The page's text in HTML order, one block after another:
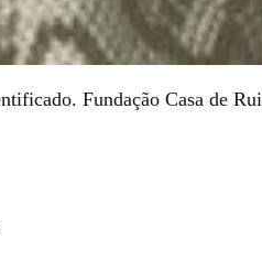
Fundação Casa de Rui